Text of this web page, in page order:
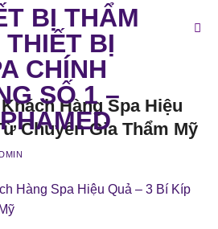
Hàng Spa Hiệu
Chuyên Gia Thẩm Mỹ